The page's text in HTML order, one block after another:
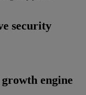
security
engine